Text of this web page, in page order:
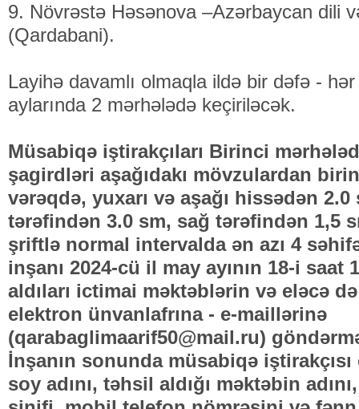
9. Növrəstə Həsənova –Azərbaycan dili
(Qardabani).
Layihə davamlı olmaqla ildə bir dəfə -
aylarında 2 mərhələdə keçiriləcək.
Müsabiqə iştirakçıları Birinci
şagirdləri aşağıdakı mövzulardan
vərəqdə, yuxarı və aşağı hissədən
tərəfindən 3.0 sm, sağ tərəfindən 1,5
şriftlə normal intervalda ən azı 4
inşanı 2024-cü il may ayının 18-i saat
aldıları ictimai məktəblərin və eləcə
elektron ünvanlafrına - e-maillərinə
(qarabaglimaarif50@mail.ru)
İnşanın sonunda müsabiqə iştirakçısı
soy adını, təhsil aldığı məktəbin